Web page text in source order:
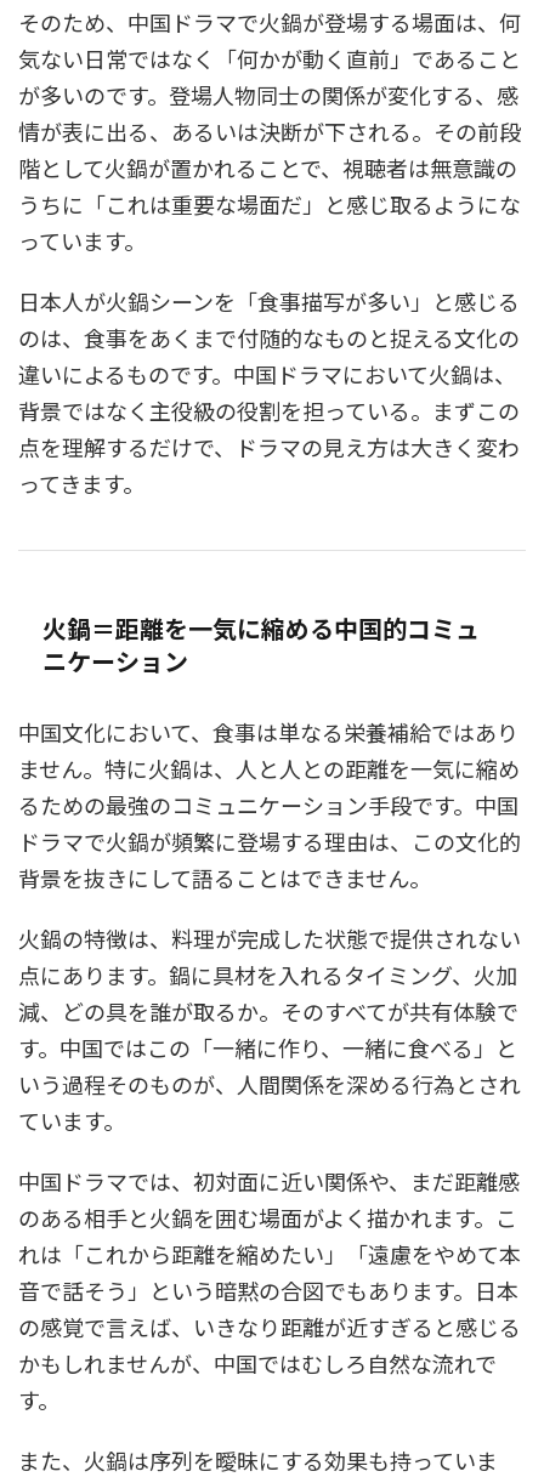
そのため、中国ドラマで火鍋が登場する場面は、何
気ない日常ではなく「何かが動く直前」であること
が多いのです。登場人物同士の関係が変化する、感
情が表に出る、あるいは決断が下される。その前段
階として火鍋が置かれることで、視聴者は無意識の
うちに「これは重要な場面だ」と感じ取るようにな
っています。
日本人が火鍋シーンを「食事描写が多い」と感じる
のは、食事をあくまで付随的なものと捉える文化の
違いによるものです。中国ドラマにおいて火鍋は、
背景ではなく主役級の役割を担っている。まずこの
点を理解するだけで、ドラマの見え方は大きく変わ
ってきます。
火鍋＝距離を一気に縮める中国的コミュ
ニケーション
中国文化において、食事は単なる栄養補給ではあり
ません。特に火鍋は、人と人との距離を一気に縮め
るための最強のコミュニケーション手段です。中国
ドラマで火鍋が頻繁に登場する理由は、この文化的
背景を抜きにして語ることはできません。
火鍋の特徴は、料理が完成した状態で提供されない
点にあります。鍋に具材を入れるタイミング、火加
減、どの具を誰が取るか。そのすべてが共有体験で
す。中国ではこの「一緒に作り、一緒に食べる」と
いう過程そのものが、人間関係を深める行為とされ
ています。
中国ドラマでは、初対面に近い関係や、まだ距離感
のある相手と火鍋を囲む場面がよく描かれます。こ
れは「これから距離を縮めたい」「遠慮をやめて本
音で話そう」という暗黙の合図でもあります。日本
の感覚で言えば、いきなり距離が近すぎると感じる
かもしれませんが、中国ではむしろ自然な流れで
す。
また、火鍋は序列を曖昧にする効果も持っていま